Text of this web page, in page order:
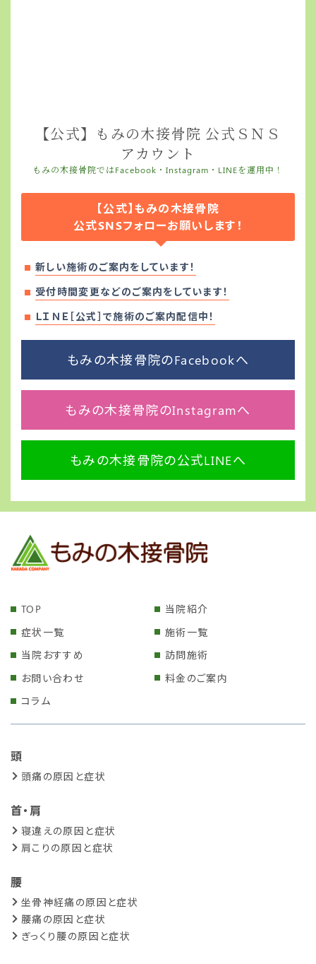
【公式】もみの木接骨院 公式ＳＮＳ
アカウント
もみの木接骨院ではFacebook・Instagram・LINEを運用中！
【公式】もみの木接骨院
公式SNSフォローお願いします！
新しい施術のご案内をしています！
受付時間変更などのご案内をしています！
ＬＩＮＥ［公式］で施術のご案内配信中！
もみの木接骨院のFacebookへ
もみの木接骨院のInstagramへ
もみの木接骨院の公式LINEへ
TOP
当院紹介
症状一覧
施術一覧
当院おすすめ
訪問施術
お問い合わせ
料金のご案内
コラム
頭
頭痛の原因と症状
首・肩
寝違えの原因と症状
肩こりの原因と症状
腰
坐骨神経痛の原因と症状
腰痛の原因と症状
ぎっくり腰の原因と症状